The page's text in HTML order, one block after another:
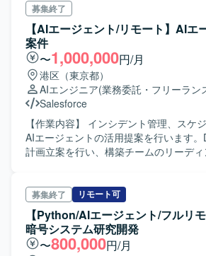
の国産LLMおよび高精度RAGを活用し
クトを軸に、大手製造業を中心とした顧
していただきます。顧客の業務要件やシ
たカスタマイズを前提とした、PoC、本
高度化、AIエージェント構築を含む受託
わっていただきます。 具体的には、顧
おける技術的支援およびコンサルティン
提案・PoC・受託プロジェクトにおける
判断とロードマップ策定、顧客の技術
に対する実現可能性の判断（受諾の可
もりを含む）、プロジェクトに必要な技
し、アーキテクチャ図の読解に基づきシ
条件を明確化していただきます。さらに
解・要件定義・実装・運用、そしてプ
ィードバックまで一気通貫で伴走していた
める人物像】 実装できる経営参謀の定
募集終了
【AIエージェント/リモート】AIエ
案件
〜1,000,000円/月
港区（東京都）
AIエンジニア(業務委託・フリーラン
Salesforce
【作業内容】 インシデント管理、スケ
AIエージェントの活用提案を行います。
計画立案を行い、構築チームのリーデ
募集終了 リモート可
【Python/AIエージェント/フルリ
暗号システム研究開発
〜800,000円/月